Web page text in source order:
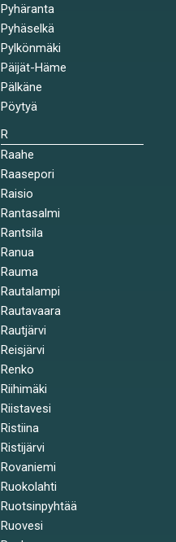
Pyhäranta
Pyhäselkä
Pylkönmäki
Päijät-Häme
Pälkäne
Pöytyä
R
Raahe
Raasepori
Raisio
Rantasalmi
Rantsila
Ranua
Rauma
Rautalampi
Rautavaara
Rautjärvi
Reisjärvi
Renko
Riihimäki
Riistavesi
Ristiina
Ristijärvi
Rovaniemi
Ruokolahti
Ruotsinpyhtää
Ruovesi